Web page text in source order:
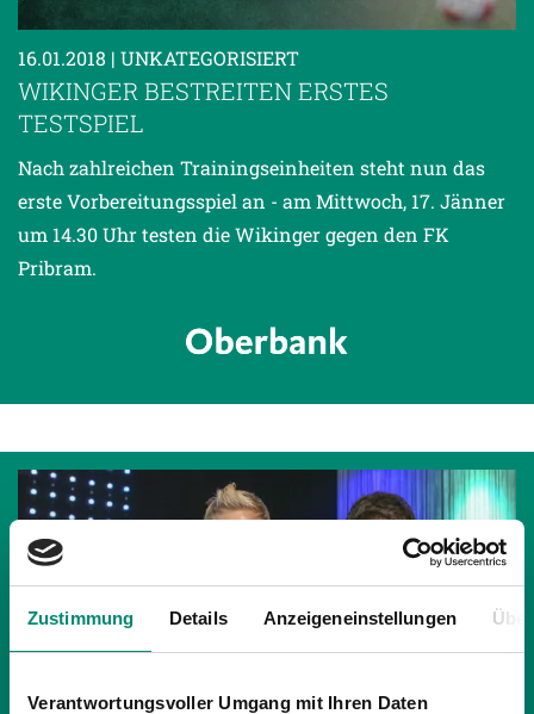
Zustimmung Details Anzeigeneinstellungen
Verantwortungsvoller Umgang mit Ihren Daten
16.01.2018 | UNKATEGORISIERT
WIKINGER BESTREITEN ERSTES
TESTSPIEL
Nach zahlreichen Trainingseinheiten steht nun das
erste Vorbereitungsspiel an - am Mittwoch, 17. Jänner
um 14.30 Uhr testen die Wikinger gegen den FK
Pribram.